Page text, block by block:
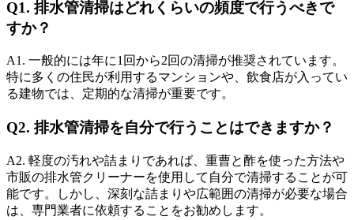
Q1. 排水管清掃はどれくらいの頻度で行うべきで
すか？
A1. 一般的には年に1回から2回の清掃が推奨されています。
特に多くの住民が利用するマンションや、飲食店が入ってい
る建物では、定期的な清掃が重要です。
Q2. 排水管清掃を自分で行うことはできますか？
A2. 軽度の汚れや詰まりであれば、重曹と酢を使った方法や
市販の排水管クリーナーを使用して自分で清掃することが可
能です。しかし、深刻な詰まりや広範囲の清掃が必要な場合
は、専門業者に依頼することをお勧めします。